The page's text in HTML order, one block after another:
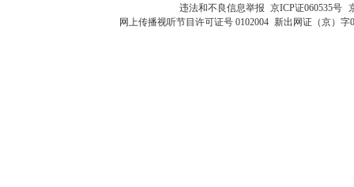
违法和不良信息举报 京ICP证060535号
网上传播视听节目许可证号 0102004 新出网证（京）